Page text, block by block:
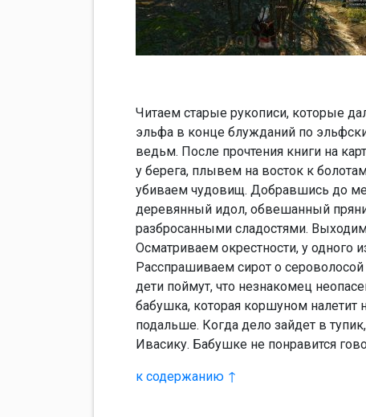
Читаем старые рукописи, которые
эльфа в конце блужданий по
ведьм. После прочтения книги на
у берега, плывем на восток к
убиваем чудовищ. Добравшись до
деревянный идол, обвешанный
разбросанными сладостями.
Осматриваем окрестности, у одного
Расспрашиваем сирот о
дети поймут, что незнакомец
бабушка, которая коршуном налетит
подальше. Когда дело зайдет в
Ивасику. Бабушке не понравится
к содержанию ↑